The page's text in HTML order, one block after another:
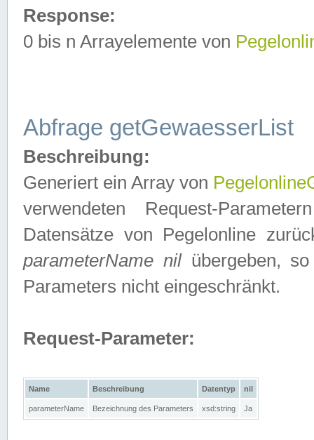
Response:
0 bis n Arrayelemente von
Abfrage getGewaesserList
Beschreibung:
Generiert ein Array von
verwendeten Request-
Datensätze von Pegelonline
parameterName nilübergeben, so
Parameters nicht eingeschränkt.
Request-Parameter:
Name Beschreibung Datentyp nil
parameterName Bezeichnung des Parameters xsd:string Ja